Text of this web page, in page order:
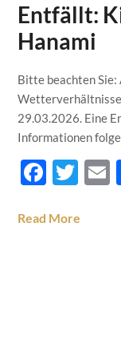
Entfällt:
Hanami
Bitte beachten
29.03.2026. Eine
Informationen
Read More